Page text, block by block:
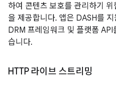
하여 콘텐츠 보호를 관리하기
을 제공합니다. 앱은 DASH를
DRM 프레임워크 및 플랫폼
습니다.
HTTP 라이브 스트리밍